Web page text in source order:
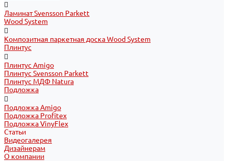
Ламинат Svensson Parkett
Wood System
Композитная паркетная доска Wood System
Плинтус
Плинтус Amigo
Плинтус Svensson Parkett
Плинтус МДФ Natura
Подложка
Подложка Amigo
Подложка Profitex
Подложка VinyFlex
Статьи
Видеогалерея
Дизайнерам
О компании